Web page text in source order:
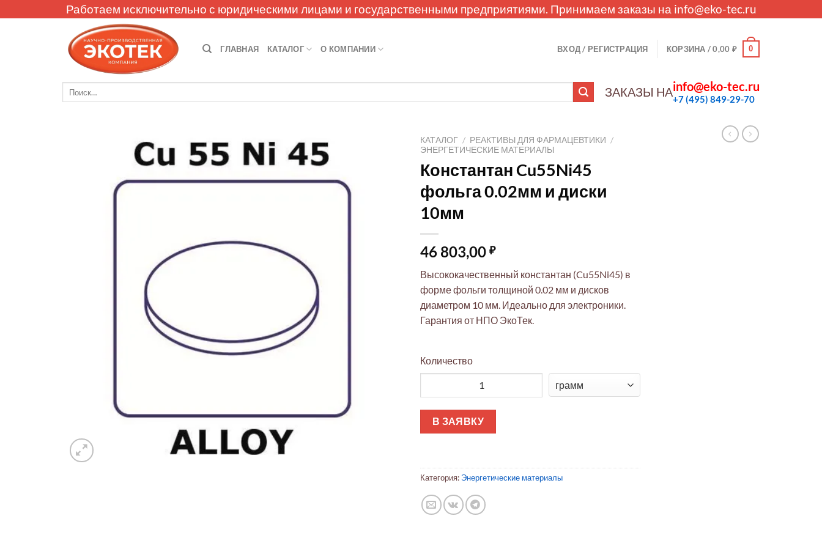
to
Работаем исключительно с юридическими лицами и государственными предприятиями. Принимаем заказы на info@eko-tec.ru
ГЛАВНАЯ КАТАЛОГ О КОМПАНИИ ВХОД / РЕГИСТРАЦИЯ КОРЗИНА /0,00 ₽ 0
ЗАКАЗЫ НАinfo@eko-tec.ru
+7 (495) 849-29-70
КАТАЛОГ / РЕАКТИВЫ ДЛЯ ФАРМАЦЕВТИКИ /
ЭНЕРГЕТИЧЕСКИЕ МАТЕРИАЛЫ
Константан Cu55Ni45
фольга 0.02мм и диски
10мм
46 803,00 ₽
Высококачественный константан (Cu55Ni45) в
форме фольги толщиной 0.02 мм и дисков
диаметром 10 мм. Идеально для электроники.
Гарантия от НПО ЭкоТек.
Количество
В ЗАЯВКУ
Категория: Энергетические материалы